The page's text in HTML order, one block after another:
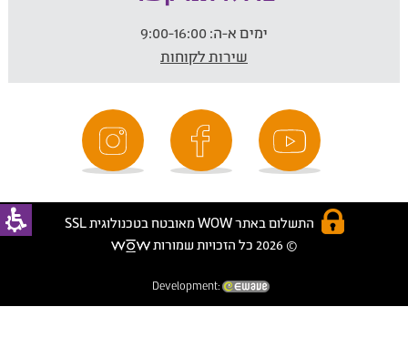
ימים א-ה:
שירות לקוחות
התשלום באתר WOW מאובטח בטכנולוגית SSL
© 2026 כל הזכויות שמורות
Development: